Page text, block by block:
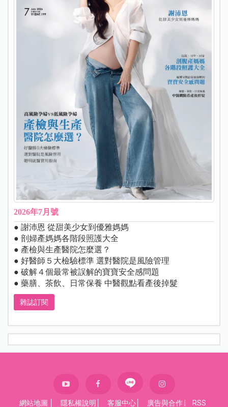
2026年7月號
● 謝沛恩 從甜美少女到優雅媽媽
● 剖婦產媽媽各階段照護大全
● 產檢與生產醫院怎麼選？
● 好醫師５大檢驗標準 選對醫院是風險管理
● 破解４個最常被誤解的寶寶安全感問題
● 藥膳、茶飲、日常保養 中醫觀點看產後掉髮
雜誌訂閱
網站地圖 隱私權說明 客服中心 廣告與合作 RSS